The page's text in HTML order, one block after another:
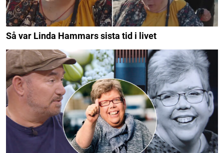
Så var Linda Hammars sista tid i livet